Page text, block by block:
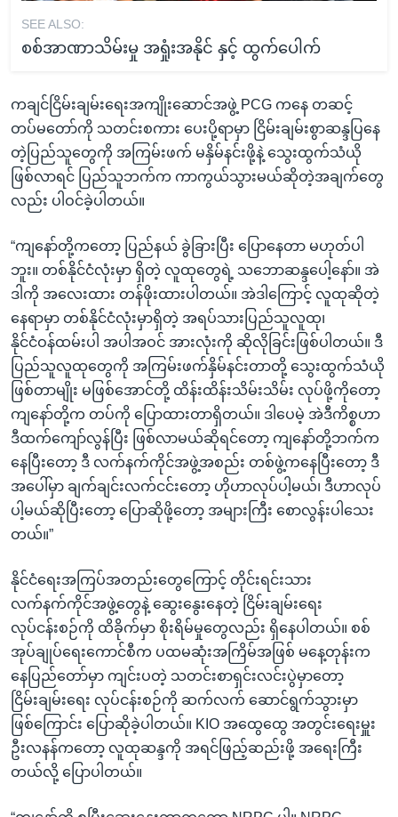
SEE ALSO:
စစ်အာဏာသိမ်းမှု အရှုံးအနိုင် နှင့် ထွက်ပေါက်
ကချင်ငြိမ်းချမ်းရေးအကျိုးဆောင်အဖွဲ့ PCG ကနေ တဆင့်
တပ်မတော်ကို သတင်းစကား ပေးပို့ရာမှာ ငြိမ်းချမ်းစွာဆန္ဒပြနေ
တဲ့ပြည်သူတွေကို အကြမ်းဖက် မနှိမ်နင်းဖို့နဲ့ သွေးထွက်သံယို
ဖြစ်လာရင် ပြည်သူဘက်က ကာကွယ်သွားမယ်ဆိုတဲ့အချက်တွေ
လည်း ပါဝင်ခဲ့ပါတယ်။
“ကျနော်တို့ကတော့ ပြည်နယ် ခွဲခြားပြီး ပြောနေတာ မဟုတ်ပါ
ဘူး။ တစ်နိုင်ငံလုံးမှာ ရှိတဲ့ လူထုတွေရဲ့ သဘောဆန္ဒပေါ့နော်။ အဲ
ဒါကို အလေးထား တန်ဖိုးထားပါတယ်။ အဲဒါကြောင့် လူထုဆိုတဲ့
နေရာမှာ တစ်နိုင်ငံလုံးမှာရှိတဲ့ အရပ်သားပြည်သူလူထု၊
နိုင်ငံဝန်ထမ်းပါ အပါအဝင် အားလုံးကို ဆိုလိုခြင်းဖြစ်ပါတယ်။ ဒီ
ပြည်သူလူထုတွေကို အကြမ်းဖက်နှိမ်နင်းတာတို့ သွေးထွက်သံယို
ဖြစ်တာမျိုး မဖြစ်အောင်တို့ ထိန်းထိန်းသိမ်းသိမ်း လုပ်ဖို့ကိုတော့
ကျနော်တို့က တပ်ကို ပြောထားတာရှိတယ်။ ဒါပေမဲ့ အဲဒီကိစ္စဟာ
ဒီထက်ကျော်လွန်ပြီး ဖြစ်လာမယ်ဆိုရင်တော့ ကျနော်တို့ဘက်က
နေပြီးတော့ ဒီ လက်နက်ကိုင်အဖွဲ့အစည်း တစ်ဖွဲ့ကနေပြီးတော့ ဒီ
အပေါ်မှာ ချက်ချင်းလက်ငင်းတော့ ဟိုဟာလုပ်ပါ့မယ်၊ ဒီဟာလုပ်
ပါ့မယ်ဆိုပြီးတော့ ပြောဆိုဖို့တော့ အများကြီး စောလွန်းပါသေး
တယ်။”
နိုင်ငံရေးအကြပ်အတည်းတွေကြောင့် တိုင်းရင်းသား
လက်နက်ကိုင်အဖွဲ့တွေနဲ့ ဆွေးနွေးနေတဲ့ ငြိမ်းချမ်းရေး
လုပ်ငန်းစဉ်ကို ထိခိုက်မှာ စိုးရိမ်မှုတွေလည်း ရှိနေပါတယ်။ စစ်
အုပ်ချုပ်ရေးကောင်စီက ပထမဆုံးအကြိမ်အဖြစ် မနေ့တုန်းက
နေပြည်တော်မှာ ကျင်းပတဲ့ သတင်းစာရှင်းလင်းပွဲမှာတော့
ငြိမ်းချမ်းရေး လုပ်ငန်းစဉ်ကို ဆက်လက် ဆောင်ရွက်သွားမှာ
ဖြစ်ကြောင်း ပြောဆိုခဲ့ပါတယ်။ KIO အထွေထွေ အတွင်းရေးမှူး
ဦးလနန်ကတော့ လူထုဆန္ဒကို အရင်ဖြည့်ဆည်းဖို့ အရေးကြီး
တယ်လို့ ပြောပါတယ်။